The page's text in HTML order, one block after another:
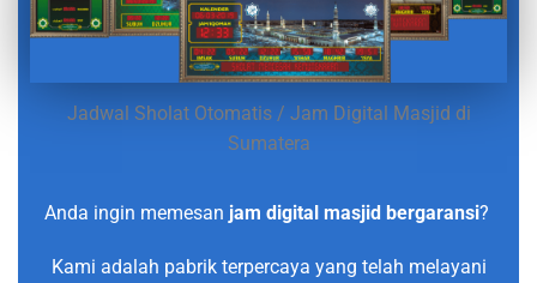
Jadwal Sholat Otomatis / Jam Digital Masjid di
Sumatera
Anda ingin memesan jam digital masjid bergaransi?
Kami adalah pabrik terpercaya yang telah melayani